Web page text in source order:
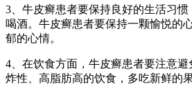
3、牛皮癣患者要保持良好的生活习
喝酒。牛皮癣患者要保持一颗愉悦的
郁的心情。
4、在饮食方面，牛皮癣患者要注意
炸性、高脂肪高的饮食，多吃新鲜的